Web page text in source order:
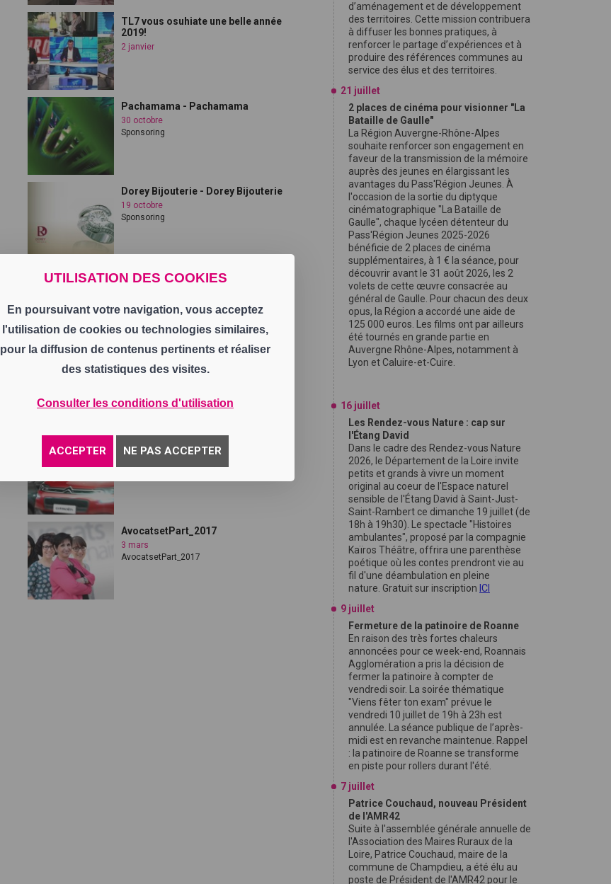
UTILISATION DES COOKIES
En poursuivant votre navigation, vous acceptez
l'utilisation de cookies ou technologies similaires,
pour la diffusion de contenus pertinents et réaliser
des statistiques des visites.
Consulter les conditions d'utilisation
ACCEPTER NE PAS ACCEPTER
TL7 vous osuhiate une belle année
2019!
2 janvier
Pachamama - Pachamama
30 octobre
Sponsoring
Dorey Bijouterie - Dorey Bijouterie
19 octobre
Sponsoring
CK Industrie - CK Industrie
19 octobre
ErickPostal_UNIEUX
AvocatsetPart_2017
3 mars
AvocatsetPart_2017
d’aménagement et de développement
des territoires. Cette mission contribuera
à diffuser les bonnes pratiques, à
renforcer le partage d’expériences et à
produire des références communes au
service des élus et des territoires.
21 juillet
2 places de cinéma pour visionner "La
Bataille de Gaulle"
La Région Auvergne-Rhône-Alpes
souhaite renforcer son engagement en
faveur de la transmission de la mémoire
auprès des jeunes en élargissant les
avantages du Pass'Région Jeunes. À
l'occasion de la sortie du diptyque
cinématographique "La Bataille de
Gaulle", chaque lycéen détenteur du
Pass'Région Jeunes 2025-2026
bénéficie de 2 places de cinéma
supplémentaires, à 1 € la séance, pour
découvrir avant le 31 août 2026, les 2
volets de cette œuvre consacrée au
général de Gaulle. Pour chacun des deux
opus, la Région a accordé une aide de
125 000 euros. Les films ont par ailleurs
été tournés en grande partie en
Auvergne Rhône-Alpes, notamment à
Lyon et Caluire-et-Cuire.
16 juillet
Les Rendez-vous Nature : cap sur
l'Étang David
Dans le cadre des Rendez-vous Nature
2026, le Département de la Loire invite
petits et grands à vivre un moment
original au coeur de l'Espace naturel
sensible de l'Étang David à Saint-Just-
Saint-Rambert ce dimanche 19 juillet (de
18h à 19h30). Le spectacle "Histoires
ambulantes", proposé par la compagnie
Kaïros Théâtre, offrira une parenthèse
poétique où les contes prendront vie au
fil d'une déambulation en pleine
nature. Gratuit sur inscription ICI
9 juillet
Fermeture de la patinoire de Roanne
En raison des très fortes chaleurs
annoncées pour ce week-end, Roannais
Agglomération a pris la décision de
fermer la patinoire à compter de
vendredi soir. La soirée thématique
"Viens fêter ton exam" prévue le
vendredi 10 juillet de 19h à 23h est
annulée. La séance publique de l’après-
midi est en revanche maintenue. Rappel
: la patinoire de Roanne se transforme
en piste pour rollers durant l'été.
7 juillet
Patrice Couchaud, nouveau Président
de l'AMR42
Suite à l'assemblée générale annuelle de
l'Association des Maires Ruraux de la
Loire, Patrice Couchaud, maire de la
commune de Champdieu, a été élu au
poste de Président de l'AMR42 pour le